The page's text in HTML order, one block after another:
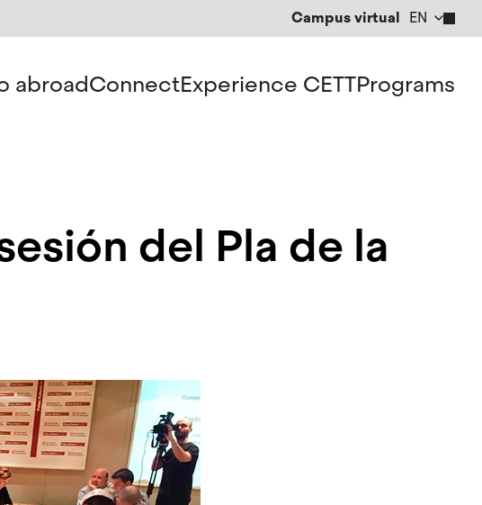
Campus virtual EN
CA
abroadConnectExperience CETTPrograms
del Pla de la